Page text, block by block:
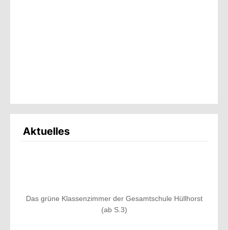
Aktuelles
Das grüne Klassenzimmer der Gesamtschule Hüllhorst
(ab S.3)